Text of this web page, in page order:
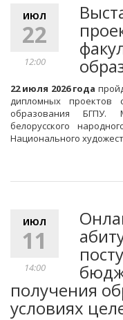
ИЮЛ
22
12:00
22 июля 2026 года
дипломных проектов
образования БГПУ.
белорусского
Национального
ИЮЛ
11
14:00
получения
условиях